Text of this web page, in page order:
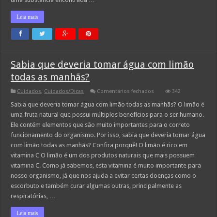
Leia mais
Sabia que deveria tomar água com limão
todas as manhãs?
Cuidados, Cuidados/Dicas Comentários fechados
que
tomar
água
com
limão
todas
as
manhãs?
342
Sabia que deveria tomar água com limão todas as manhãs? O limão é
uma fruta natural que possui múltiplos benefícios para o ser humano.
Ele contém elementos que são muito importantes para o correto
funcionamento do organismo. Por isso, sabia que deveria tomar água
com limão todas as manhãs? Confira porquê! O limão é rico em
vitamina C O limão é um dos produtos naturais que mais possuem
vitamina C. Como já sabemos, esta vitamina é muito importante para
nosso organismo, já que nos ajuda a evitar certas doenças como o
escorbuto e também curar algumas outras, principalmente as
respiratórias, …
Leia mais